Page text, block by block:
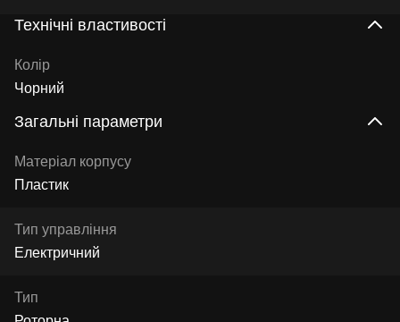
Технічні властивості
Колір
Чорний
Загальні параметри
Матеріал корпусу
Пластик
Тип управління
Електричний
Тип